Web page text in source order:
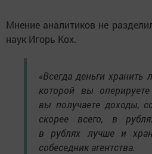
Мнение аналитиков не
наук Игорь Кох.
«Всегда деньги хранить
которой вы
вы получаете доходы,
скорее всего, в
в рублях лучше и
собеседник агентства.